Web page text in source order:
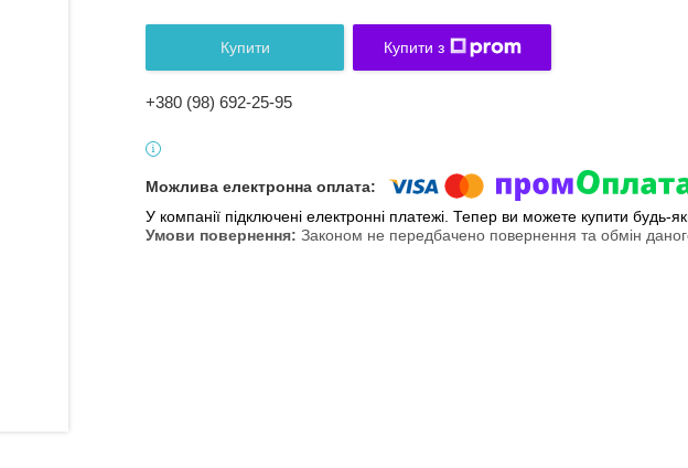
Купити Купити з
+380 (98) 692-25-95
У компанії підключені електронні платежі. Тепер ви можете купити будь-
Законом не передбачено повернення та обмін